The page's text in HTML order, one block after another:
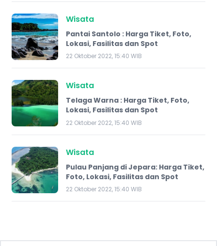
Wisata
Pantai Santolo : Harga Tiket, Foto,
Lokasi, Fasilitas dan Spot
22 Oktober 2022, 15:40 WIB
Wisata
Telaga Warna : Harga Tiket, Foto,
Lokasi, Fasilitas dan Spot
22 Oktober 2022, 15:40 WIB
Wisata
Pulau Panjang di Jepara: Harga Tiket,
Foto, Lokasi, Fasilitas dan Spot
22 Oktober 2022, 15:40 WIB